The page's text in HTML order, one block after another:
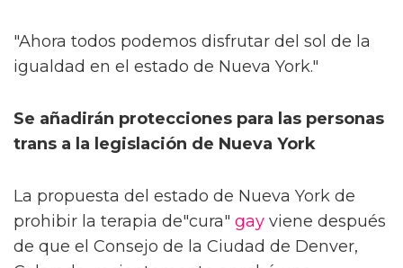
"Ahora todos podemos disfrutar del sol de la
igualdad en el estado de Nueva York."
Se añadirán protecciones para las personas
trans a la legislación de Nueva York
La propuesta del estado de Nueva York de
prohibir la terapia de"cura" gay viene después
de que el Consejo de la Ciudad de Denver,